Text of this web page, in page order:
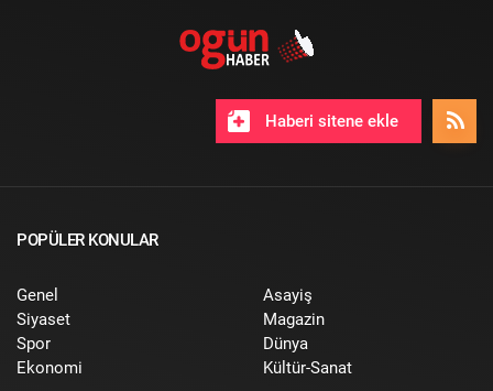
Haberi sitene ekle
POPÜLER KONULAR
Genel
Siyaset
Spor
Ekonomi
Asayiş
Magazin
Dünya
Kültür-Sanat